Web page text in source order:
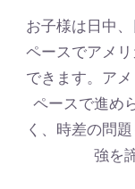
お子様は日中
ペースでアメ
できます。ア
ペースで進め
く、時差の問
強を